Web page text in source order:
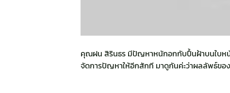
คุณฝน สิรินธร มีปัญหาหนักอกกับปื้นฝ้าบนใบหน้
จัดการปัญหาให้อีกสักที มาดูกันค่ะว่าผลลัพธ์ขอ